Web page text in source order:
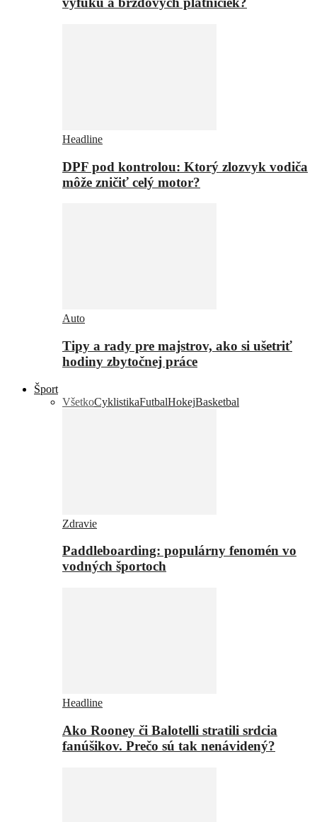
Headline
DPF pod kontrolou: Ktorý zlozvyk vodiča
môže zničiť celý motor?
Auto
Tipy a rady pre majstrov, ako si ušetriť
hodiny zbytočnej práce
Šport
VšetkoCyklistikaFutbalHokejBasketbal
Zdravie
Paddleboarding: populárny fenomén vo
vodných športoch
Headline
Ako Rooney či Balotelli stratili srdcia
fanúšikov. Prečo sú tak nenávidený?